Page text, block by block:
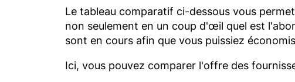
Le tableau comparatif ci-dessous vous
non seulement en un coup d'œil quel est
sont en cours afin que vous puissiez
Ici, vous pouvez comparer l'offre des